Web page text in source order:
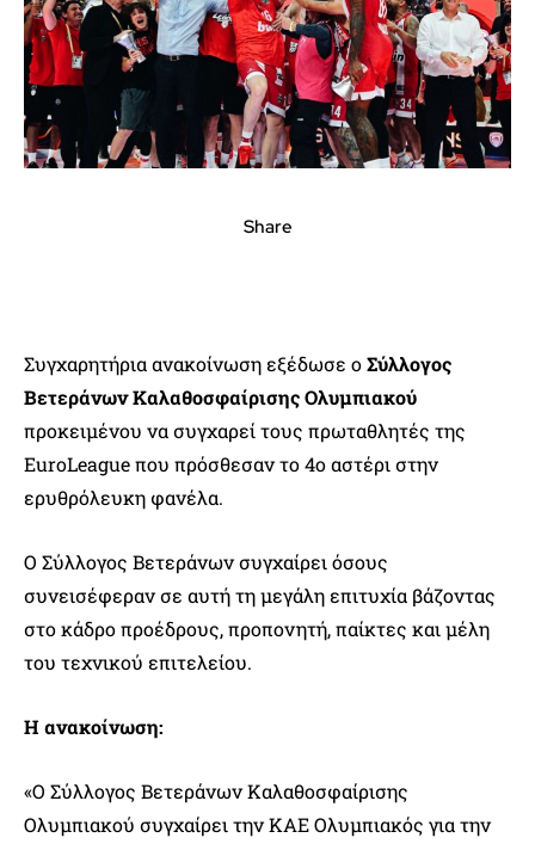
Share
Συγχαρητήρια ανακοίνωση εξέδωσε οΣύλλογος
Βετεράνων Καλαθοσφαίρισης Ολυμπιακού
προκειμένου να συγχαρεί τους πρωταθλητές της
EuroLeague που πρόσθεσαν το 4ο αστέρι στην
ερυθρόλευκη φανέλα.
Ο Σύλλογος Βετεράνων συγχαίρει όσους
συνεισέφεραν σε αυτή τη μεγάλη επιτυχία βάζοντας
στο κάδρο προέδρους, προπονητή, παίκτες και μέλη
του τεχνικού επιτελείου.
Η ανακοίνωση:
«Ο Σύλλογος Βετεράνων Καλαθοσφαίρισης
Ολυμπιακού συγχαίρει την ΚΑΕ Ολυμπιακός για την